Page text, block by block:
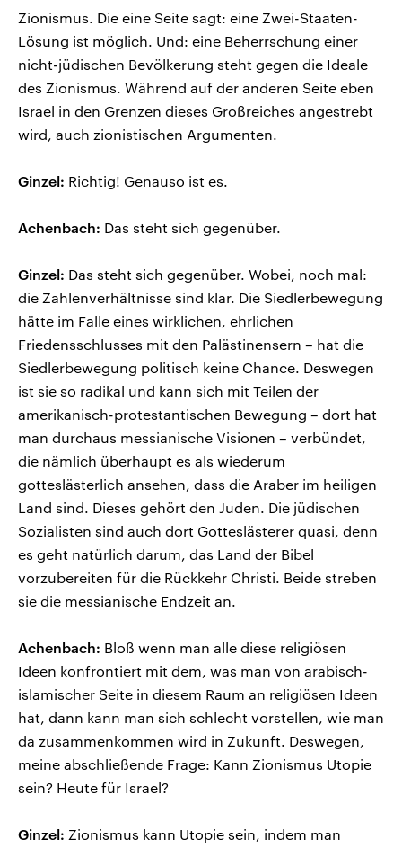
Zionismus. Die eine Seite sagt: eine Zwei-Staaten-
Lösung ist möglich. Und: eine Beherrschung einer
nicht-jüdischen Bevölkerung steht gegen die Ideale
des Zionismus. Während auf der anderen Seite eben
Israel in den Grenzen dieses Großreiches angestrebt
wird, auch zionistischen Argumenten.
Ginzel: Richtig! Genauso ist es.
Achenbach: Das steht sich gegenüber.
Ginzel: Das steht sich gegenüber. Wobei, noch mal:
die Zahlenverhältnisse sind klar. Die Siedlerbewegung
hätte im Falle eines wirklichen, ehrlichen
Friedensschlusses mit den Palästinensern – hat die
Siedlerbewegung politisch keine Chance. Deswegen
ist sie so radikal und kann sich mit Teilen der
amerikanisch-protestantischen Bewegung – dort hat
man durchaus messianische Visionen – verbündet,
die nämlich überhaupt es als wiederum
gotteslästerlich ansehen, dass die Araber im heiligen
Land sind. Dieses gehört den Juden. Die jüdischen
Sozialisten sind auch dort Gotteslästerer quasi, denn
es geht natürlich darum, das Land der Bibel
vorzubereiten für die Rückkehr Christi. Beide streben
sie die messianische Endzeit an.
Achenbach: Bloß wenn man alle diese religiösen
Ideen konfrontiert mit dem, was man von arabisch-
islamischer Seite in diesem Raum an religiösen Ideen
hat, dann kann man sich schlecht vorstellen, wie man
da zusammenkommen wird in Zukunft. Deswegen,
meine abschließende Frage: Kann Zionismus Utopie
sein? Heute für Israel?
Ginzel: Zionismus kann Utopie sein, indem man